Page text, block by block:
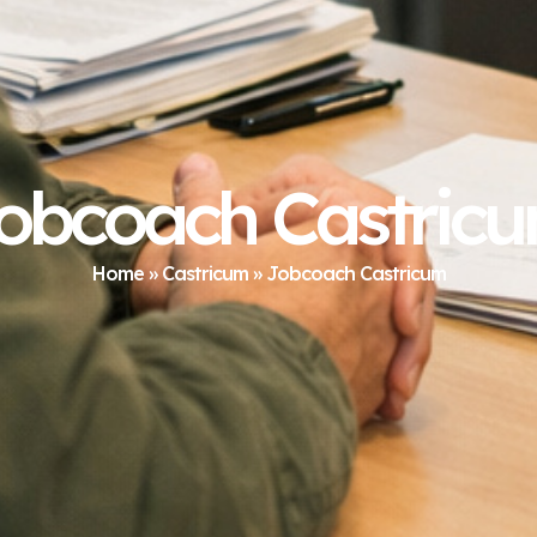
Home»Castricum» Jobcoach Castricum